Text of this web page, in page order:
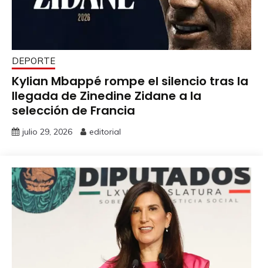
DEPORTE
Kylian Mbappé rompe el silencio tras la
llegada de Zinedine Zidane a la
selección de Francia
julio 29, 2026 editorial